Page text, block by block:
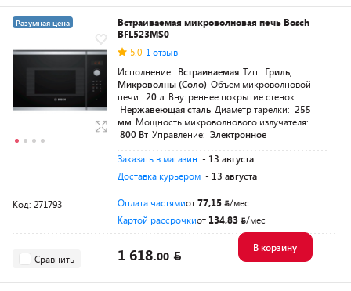
Разумная цена
Встраиваемая микроволновая печь Bosch
BFL523MS0
5.0 1 отзыв
Исполнение: Встраиваемая Тип: Гриль,
Микроволны (Соло) Объем микроволновой
печи: 20 л Внутреннее покрытие стенок:
Нержавеющая сталь Диаметр тарелки: 255
мм Мощность микроволнового излучателя:
800 Вт Управление: Электронное
Заказать в магазин - 13 августа
Доставка курьером - 13 августа
Код: 271793 Оплата частямиот77,15
/мес
Картой рассрочкиот 134,83 /мес
Сравнить 1 618.00
В корзину